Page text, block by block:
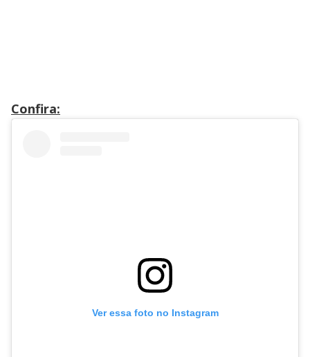
Confira:
Ver essa foto no Instagram